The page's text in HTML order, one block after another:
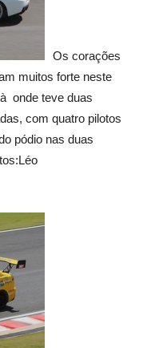
Os corações
muitos forte neste
onde teve duas
com quatro pilotos
pódio nas duas